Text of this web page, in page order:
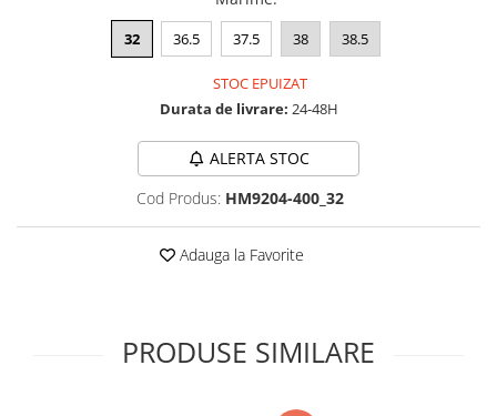
32 36.5 37.5 38 38.5
STOC EPUIZAT
Durata de livrare: 24-48H
ALERTA STOC
Cod Produs: HM9204-400_32
Adauga la Favorite
PRODUSE SIMILARE